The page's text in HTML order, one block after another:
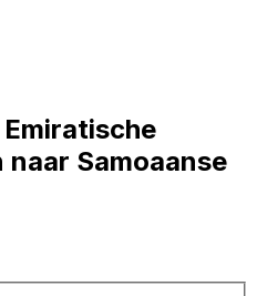
Emiratische
Samoaanse